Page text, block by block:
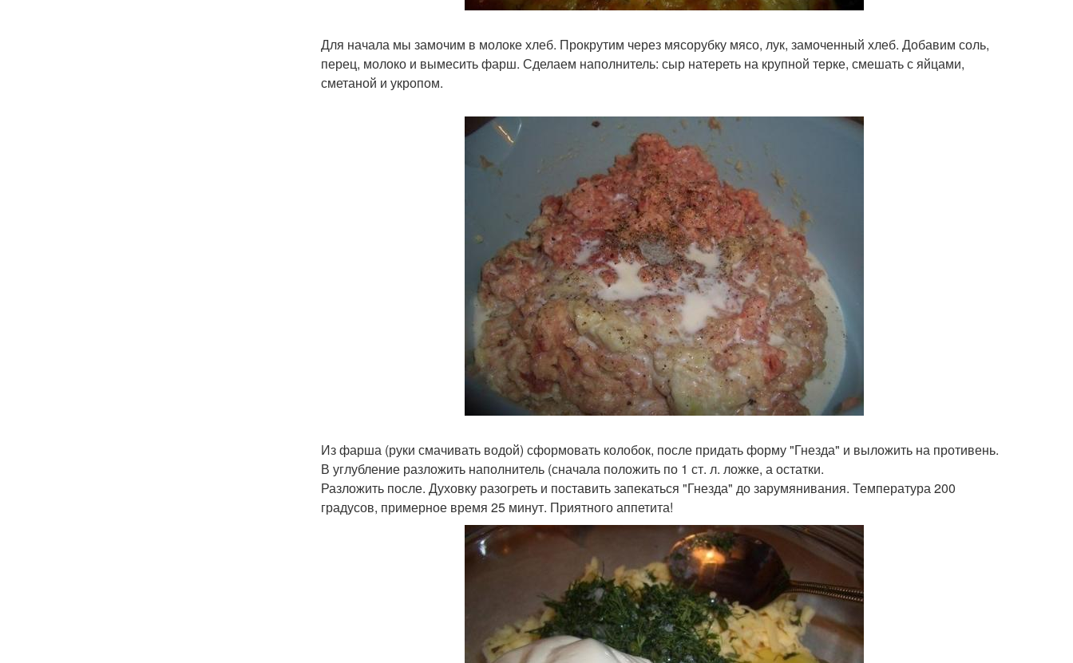
Для начала мы замочим в молоке хлеб. Прокрутим через мясорубку мясо, лук, замоченный хлеб. Добавим соль,
перец, молоко и вымесить фарш. Сделаем наполнитель: сыр натереть на крупной терке, смешать с яйцами,
сметаной и укропом.
Из фарша (руки смачивать водой) сформовать колобок, после придать форму "Гнезда" и выложить на противень.
В углубление разложить наполнитель (сначала положить по 1 ст. л. ложке, а остатки.
Разложить после. Духовку разогреть и поставить запекаться "Гнезда" до зарумянивания. Температура 200
градусов, примерное время 25 минут. Приятного аппетита!